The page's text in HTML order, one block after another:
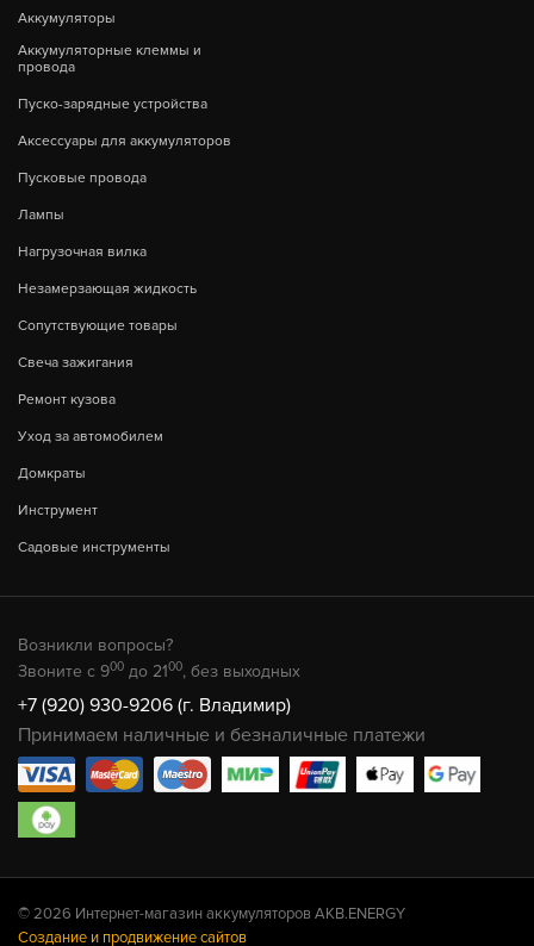
Аккумуляторы
Аккумуляторные клеммы и
провода
Пуско-зарядные устройства
Аксессуары для аккумуляторов
Пусковые провода
Лампы
Нагрузочная вилка
Незамерзающая жидкость
Сопутствующие товары
Свеча зажигания
Ремонт кузова
Уход за автомобилем
Домкраты
Инструмент
Садовые инструменты
Возникли вопросы?
Звоните с 900 до 2100, без выходных
+7 (920) 930-9206 (г. Владимир)
Принимаем наличные и безналичные платежи
© 2026 Интернет-магазин аккумуляторов AKB.ENERGY
Создание и продвижение сайтов